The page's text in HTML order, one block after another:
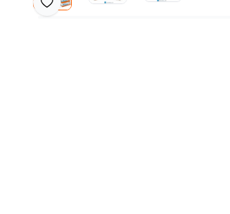
Favoriye Ekle